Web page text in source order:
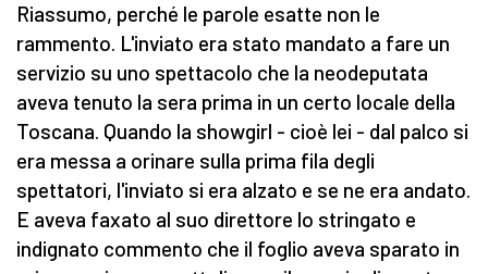
Riassumo, perché le parole esatte non le
rammento. L'inviato era stato mandato a fare un
servizio su uno spettacolo che la neodeputata
aveva tenuto la sera prima in un certo locale della
Toscana. Quando la showgirl - cioè lei - dal palco si
era messa a orinare sulla prima fila degli
spettatori, l'inviato si era alzato e se ne era andato.
E aveva faxato al suo direttore lo stringato e
indignato commento che il foglio aveva sparato in